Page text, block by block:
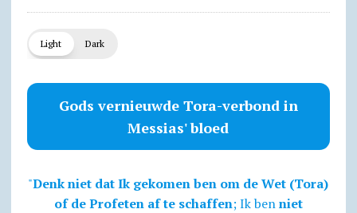
Light Dark
Gods vernieuwde Tora-verbond in
Messias' bloed
"Denk niet dat Ik gekomen ben om de Wet (Tora)
of de Profeten af te schaffen; Ik benniet